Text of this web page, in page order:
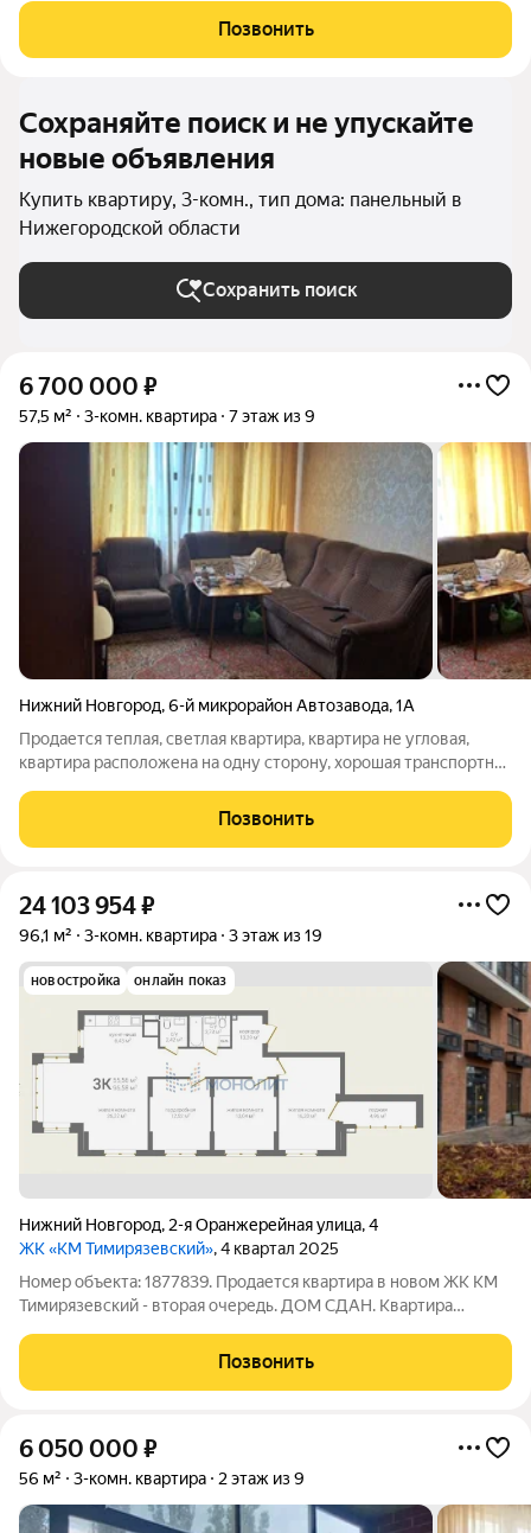
гарнитуром. Абсолютно безопасное дворовое пространство,
идеальное место для вечерних
Позвонить
Сохраняйте поиск и не упускайте
новые объявления
Купить квартиру, 3-комн., тип дома: панельный в
Нижегородской области
Сохранить поиск
6 700 000 ₽
57,5 м² 3-комн. квартира 7 этаж из 9
Нижний Новгород,6-й микрорайон Автозавода,1А
Продается теплая, светлая квартира, квартира не угловая,
квартира расположена на одну сторону, хорошая транспортная
торговых и спортивных комплексов в шаговой доступности.
Позвонить
24 103 954₽
96,1 м² 3-комн. квартира 3 этаж из 19
новостройка онлайн показ
Нижний Новгород, 2-я Оранжерейная улица,4
ЖК «КМ Тимирязевский», 4 квартал 2025
Номер объекта: 1877839. Продается квартира в новом ЖК КМ
Тимирязевский - вторая очередь. ДОМ СДАН. Квартира
гарнитуром. Абсолютно безопасное дворовое пространство,
идеальное место для вечерних
Позвонить
6 050 000 ₽
56 м² 3-комн. квартира 2 этаж из 9